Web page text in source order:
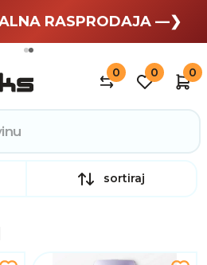
odmor —❯
RASPRODAJA —❯
0 0 0
sortiraj